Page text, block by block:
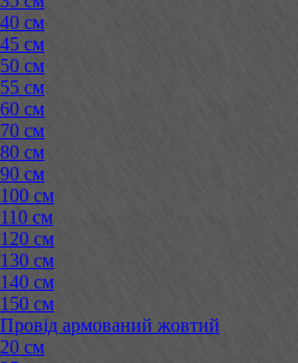
40 см
45 см
50 см
55 см
60 см
70 см
80 см
90 см
100 см
110 см
120 см
130 см
140 см
150 см
Провід армований жовтий
20 см